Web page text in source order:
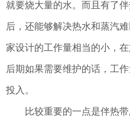
就要烧大量的水。而且有了
后，还能够解决热水和蒸汽
家设计的工作量相当的小，
后期如果需要维护的话，工
投入。
比较重要的一点是伴热带